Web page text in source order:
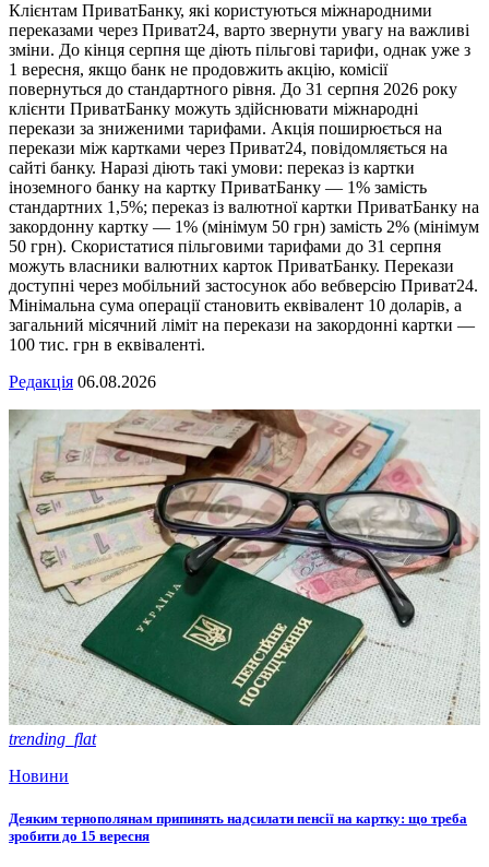
Клієнтам ПриватБанку, які користуються міжнародними
переказами через Приват24, варто звернути увагу на важливі
зміни. До кінця серпня ще діють пільгові тарифи, однак уже з
1 вересня, якщо банк не продовжить акцію, комісії
повернуться до стандартного рівня. До 31 серпня 2026 року
клієнти ПриватБанку можуть здійснювати міжнародні
перекази за зниженими тарифами. Акція поширюється на
перекази між картками через Приват24, повідомляється на
сайті банку. Наразі діють такі умови: переказ із картки
іноземного банку на картку ПриватБанку — 1% замість
стандартних 1,5%; переказ із валютної картки ПриватБанку на
закордонну картку — 1% (мінімум 50 грн) замість 2% (мінімум
50 грн). Скористатися пільговими тарифами до 31 серпня
можуть власники валютних карток ПриватБанку. Перекази
доступні через мобільний застосунок або вебверсію Приват24.
Мінімальна сума операції становить еквівалент 10 доларів, а
загальний місячний ліміт на перекази на закордонні картки —
100 тис. грн в еквіваленті.
Редакція 06.08.2026
trending_flat
Новини
Деяким тернополянам припинять надсилати пенсії на картку: що треба
зробити до 15 вересня